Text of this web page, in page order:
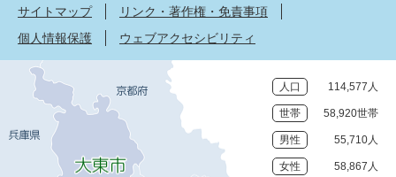
サイトマップ
リンク・著作権・免責事項
個人情報保護
ウェブアクセシビリティ
人口 114,577人
世帯 58,920世帯
男性 55,710人
女性 58,867人